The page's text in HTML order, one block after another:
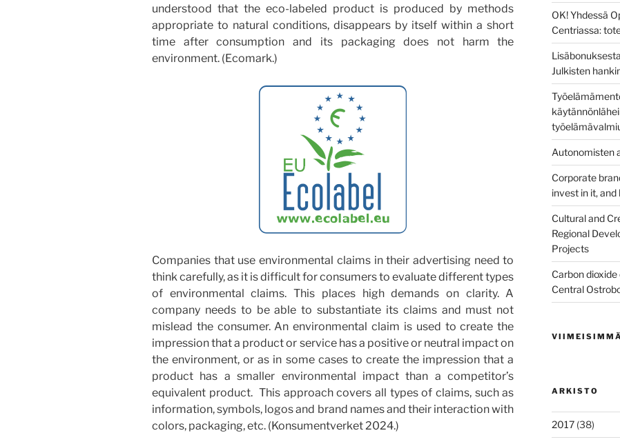
understood that the eco-labeled product is produced by methods
appropriate to natural conditions, disappears by itself within a short
time after consumption and its packaging does not harm the
environment. (Ecomark.)
Companies that use environmental claims in their advertising need to
think carefully, as it is difficult for consumers to evaluate different types
of environmental claims. This places high demands on clarity. A
company needs to be able to substantiate its claims and must not
mislead the consumer. An environmental claim is used to create the
impression that a product or service has a positive or neutral impact on
the environment, or as in some cases to create the impression that a
product has a smaller environmental impact than a competitor’s
equivalent product. This approach covers all types of claims, such as
information, symbols, logos and brand names and their interaction with
colors, packaging, etc. (Konsumentverket 2024.)
OK! Yhdessä
Centriassa:
Julkisten
Autonomisten
Corporate
invest in it,
Cultural and
Regional
Projects
Carbon
Central
ARKISTO
2017(38)